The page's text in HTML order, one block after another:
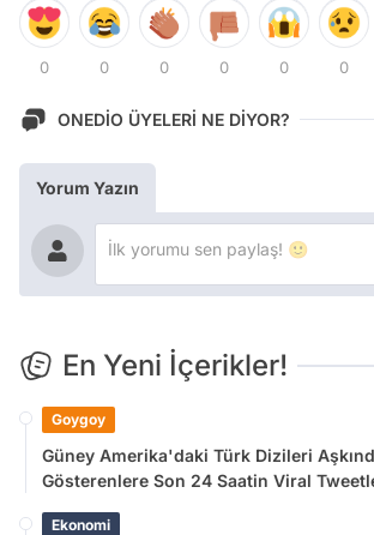
0 0 0 0 0 0
ONEDİO ÜYELERİ NE DİYOR?
Yorum Yazın
En Yeni İçerikler!
Goygoy
Güney Amerika'daki Türk Dizileri
Gösterenlere Son 24 Saatin Viral
Ekonomi